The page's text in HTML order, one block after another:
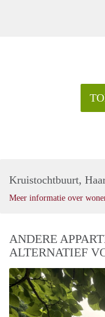
Kruistochtbuurt,
Meer informatie over
ANDERE
ALTERNATIEF